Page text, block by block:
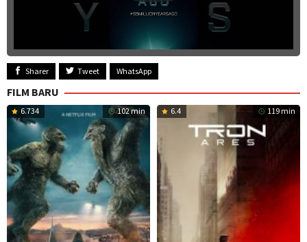
Sharer Tweet WhatsApp
FILM BARU
6.734 102 min 6.4 119 min